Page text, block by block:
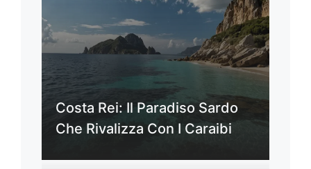
Costa Rei: Il Paradiso Sardo
Che Rivalizza Con I Caraibi